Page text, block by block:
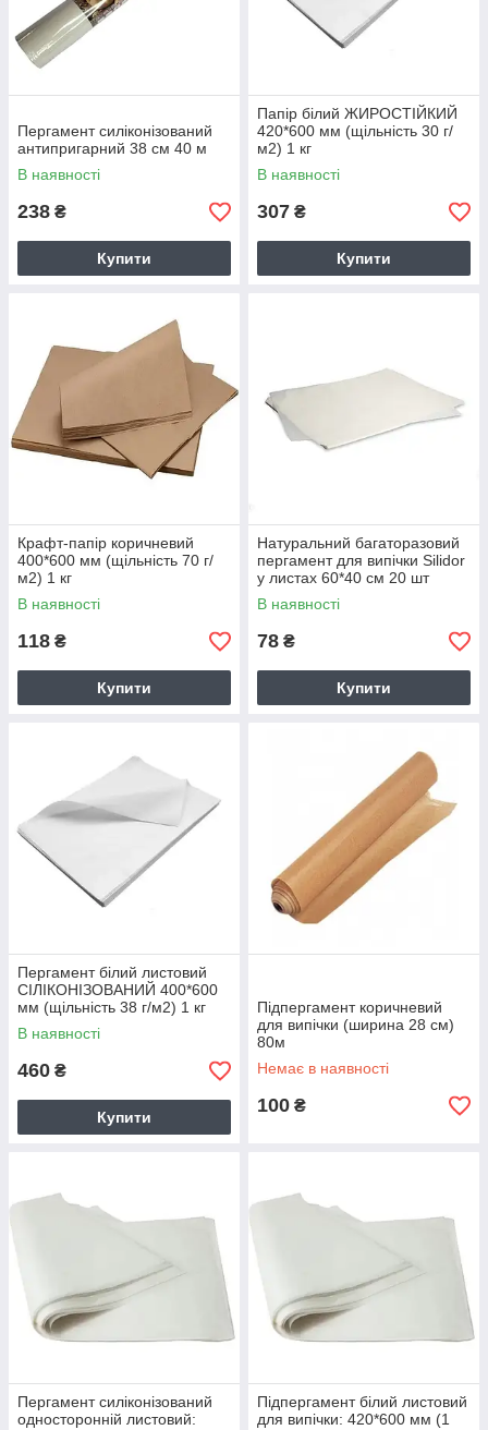
Пергамент силіконізований
антипригарний 38 см 40 м
В наявності
238 ₴
Купити
Папір білий ЖИРОСТІЙКИЙ
420*600 мм (щільність 30 г/
м2) 1 кг
В наявності
307 ₴
Купити
Крафт-папір коричневий
400*600 мм (щільність 70 г/
м2) 1 кг
В наявності
118 ₴
Купити
Натуральний багаторазовий
пергамент для випічки Silidor
у листах 60*40 см 20 шт
В наявності
78 ₴
Купити
Пергамент білий листовий
СІЛІКОНІЗОВАНИЙ 400*600
мм (щільність 38 г/м2) 1 кг
В наявності
460 ₴
Купити
Підпергамент коричневий
для випічки (ширина 28 см)
80м
Немає в наявності
100 ₴
Пергамент силіконізований
односторонній листовий:
Підпергамент білий листовий
для випічки: 420*600 мм (1